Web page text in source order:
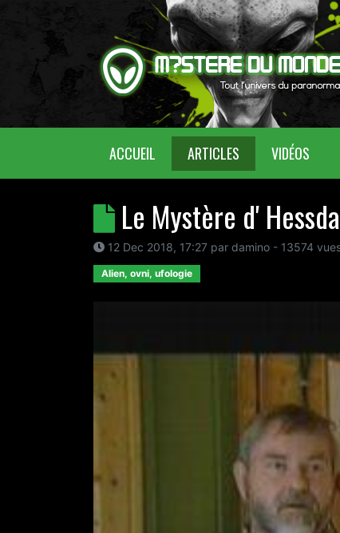
ACCUEIL (CURRENT)ARTICLES VIDÉOS
Le Mystère d'
12 Dec 2018, 17:27 par damino - 13574
Alien, ovni, ufologie